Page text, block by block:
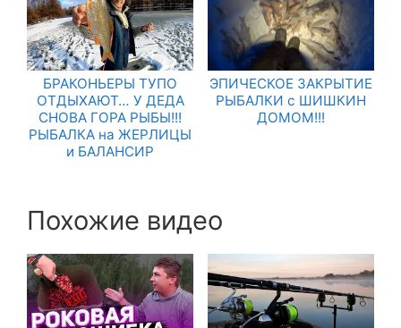
БРАКОНЬЕРЫ ТУПО
ОТДЫХАЮТ… У ДЕДА
СНОВА ГОРА РЫБЫ!!!
РЫБАЛКА на ЖЕРЛИЦЫ
и БАЛАНСИР
ЭПИЧЕСКОЕ ЗАКРЫТИЕ
РЫБАЛКИ с ШИШКИН
ДОМОМ!!!
Похожие видео